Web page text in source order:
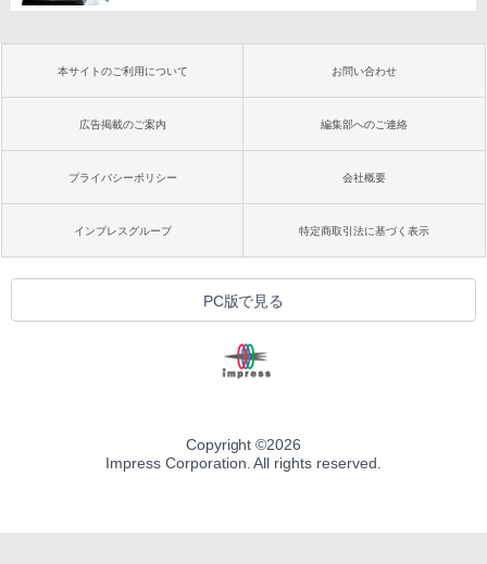
本サイトのご利用について お問い合わせ
広告掲載のご案内 編集部へのご連絡
プライバシーポリシー 会社概要
インプレスグループ 特定商取引法に基づく表示
PC版で見る
Copyright ©2026
Impress Corporation. All rights reserved.